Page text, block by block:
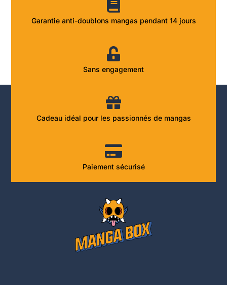
Garantie anti-doublons mangas pendant 14 jours
Sans engagement
Cadeau idéal pour les passionnés de mangas
Paiement sécurisé